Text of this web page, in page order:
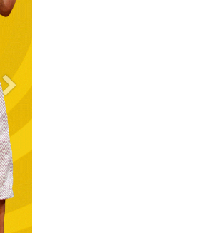
Siguiente